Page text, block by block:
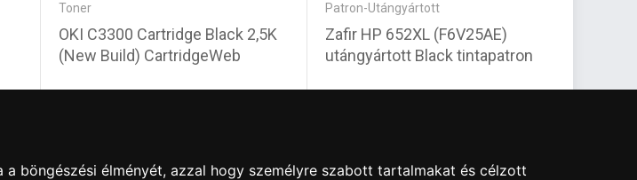
böngészési élményét, azzal hogy személyre szabott tartalmakat és célzott
Toner
OKI C3300 Cartridge Black 2,5K
(New Build) CartridgeWeb
Patron-Utángyártott
Zafir HP 652XL (F6V25AE)
utángyártott Black tintapatron